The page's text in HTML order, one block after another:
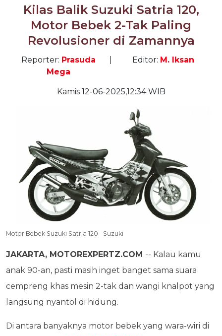
Kilas Balik Suzuki Satria 120,
Motor Bebek 2-Tak Paling
Revolusioner di Zamannya
Reporter: Prasuda
Mega
Editor: M. Iksan
Kamis 12-06-2025,12:34 WIB
Motor Bebek Suzuki Satria 120--Suzuki
JAKARTA, MOTOREXPERTZ.COM -- Kalau kamu
anak 90-an, pasti masih inget banget sama suara
cempreng khas mesin 2-tak dan wangi knalpot yang
langsung nyantol di hidung.
Di antara banyaknya motor bebek yang wara-wiri di